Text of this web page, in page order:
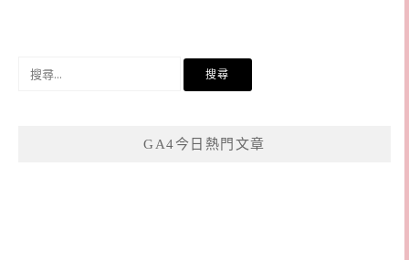
GA4今日熱門文章